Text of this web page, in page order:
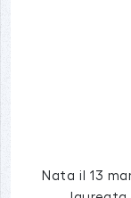
Nata il 13